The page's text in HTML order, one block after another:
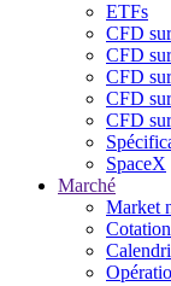
ETFs
CFD
CFD
CFD
CFD
CFD
SpaceX
Marché
Market